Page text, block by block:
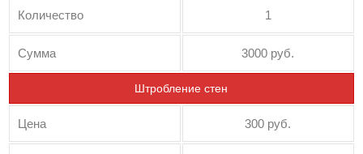
Количество 1
Сумма 3000 руб.
Штробление стен
Цена 300 руб.